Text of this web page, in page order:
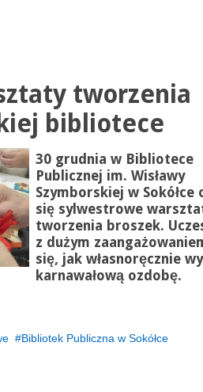
tworzenia
bibliotece
30 grudnia w Bibliotece
Publicznej im. Wisławy
Szymborskiej w Sokółce
się sylwestrowe
tworzenia broszek.
z dużym
się, jak własnoręcznie
karnawałową ozdobę.
Bibliotek Publiczna w Sokółce